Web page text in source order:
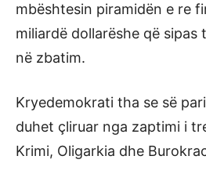
mbështesin piramidën e re
miliardë dollarëshe që sipas
në zbatim.
Kryedemokrati tha se së
duhet çliruar nga zaptimi i
Krimi, Oligarkia dhe